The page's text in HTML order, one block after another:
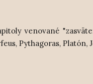
venované
Pythagoras, Platón,